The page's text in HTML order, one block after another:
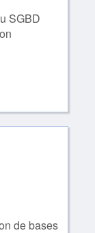
SGBD
de bases